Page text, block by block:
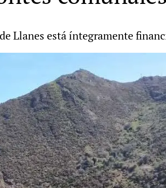
Llanes está íntegramente